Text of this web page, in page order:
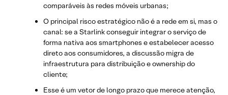
comparáveis às redes móveis urbanas;
O principal risco estratégico não é a rede em si, mas o
canal: se a Starlink conseguir integrar o serviço de
forma nativa aos smartphones e estabelecer acesso
direto aos consumidores, a discussão migra de
infraestrutura para distribuição e ownership do
cliente;
Esse é um vetor de longo prazo que merece atenção,